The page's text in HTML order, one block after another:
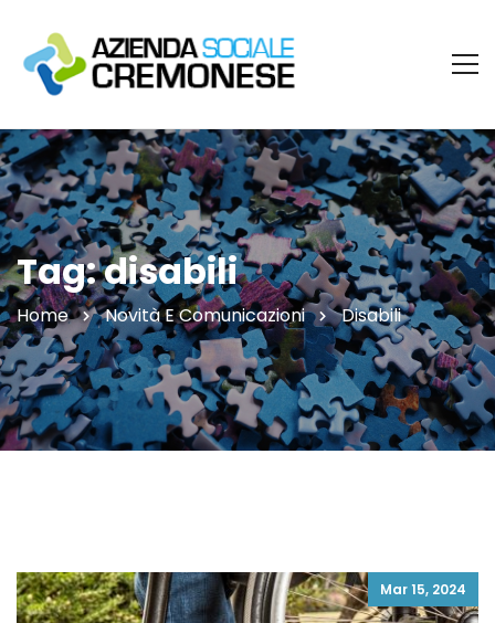
Tag: disabili
Home Novità E Comunicazioni Disabili
Mar 15, 2024